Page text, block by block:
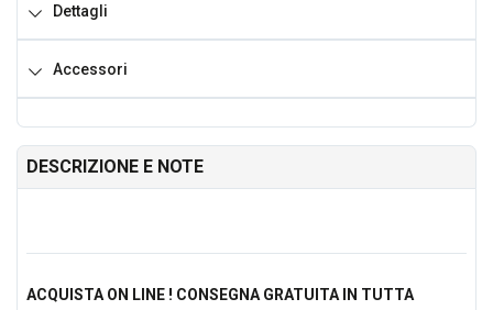
Dettagli
Accessori
DESCRIZIONE E NOTE
ACQUISTA ON LINE ! CONSEGNA GRATUITA IN TUTTA